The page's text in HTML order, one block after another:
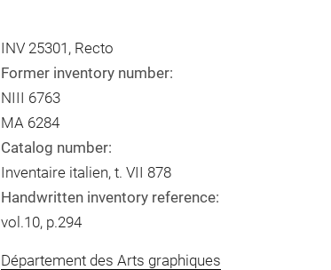
INV 25301, Recto
Former inventory number:
NIII 6763
MA 6284
Catalog number:
Inventaire italien, t. VII 878
Handwritten inventory reference:
vol.10, p.294
Département des Arts graphiques